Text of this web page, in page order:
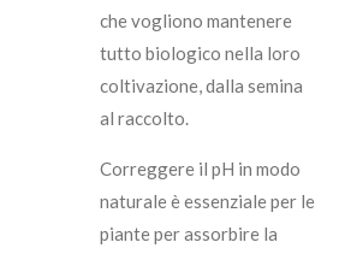
che vogliono mantenere
tutto biologico nella loro
coltivazione, dalla semina
al raccolto.
Correggere il pH in modo
naturale è essenziale per le
piante per assorbire la